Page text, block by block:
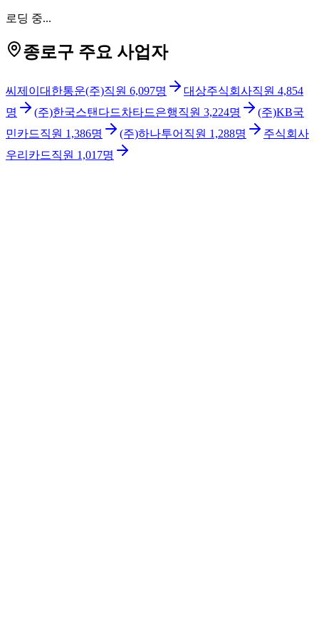
로딩 중...
종로구 주요 사업자
씨제이대한통운(주)직원 6,097명 대상주식회사직원 4,854
명
(주)한국스탠다드차타드은행직원 3,224명
(주)KB국
민카드직원 1,386명 (주)하나투어 직원 1,288명
주식회사
우리카드직원 1,017명